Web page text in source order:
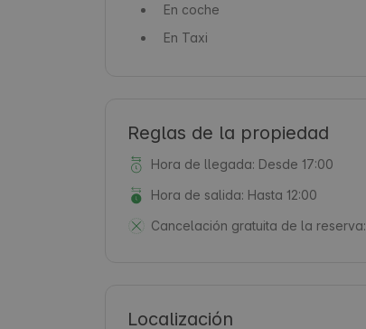
En coche
En Taxi
Reglas de la propiedad
Hora de llegada: Desde 17:00
Hora de salida: Hasta 12:00
Cancelación gratuita de la reserva:
Localización